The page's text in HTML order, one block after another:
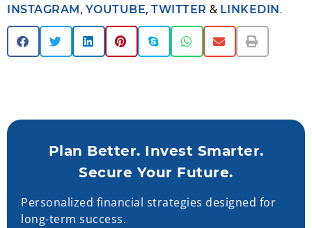
INSTAGRAM, YOUTUBE, TWITTER & LINKEDIN.
Plan Better. Invest Smarter.
Secure Your Future.
Personalized financial strategies designed for
long-term success.